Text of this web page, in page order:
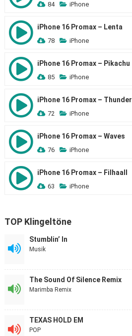
84 iPhone
iPhone 16 Promax – Lenta
78 iPhone
iPhone 16 Promax – Pikachu
85 iPhone
iPhone 16 Promax – Thunder
72 iPhone
iPhone 16 Promax – Waves
76 iPhone
iPhone 16 Promax – Filhaall
63 iPhone
TOP Klingeltöne
Stumblin’ In
Musik
The Sound Of Silence Remix
Marimba Remix
TEXAS HOLD EM
POP